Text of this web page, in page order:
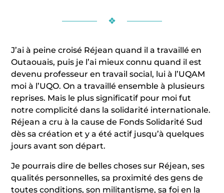
❖
J’ai à peine croisé Réjean quand il a travaillé en
Outaouais, puis je l’ai mieux connu quand il est
devenu professeur en travail social, lui à l’UQAM
moi à l’UQO. On a travaillé ensemble à plusieurs
reprises. Mais le plus significatif pour moi fut
notre complicité dans la solidarité internationale.
Réjean a cru à la cause de Fonds Solidarité Sud
dès sa création et y a été actif jusqu’à quelques
jours avant son départ.
Je pourrais dire de belles choses sur Réjean, ses
qualités personnelles, sa proximité des gens de
toutes conditions, son militantisme, sa foi en la